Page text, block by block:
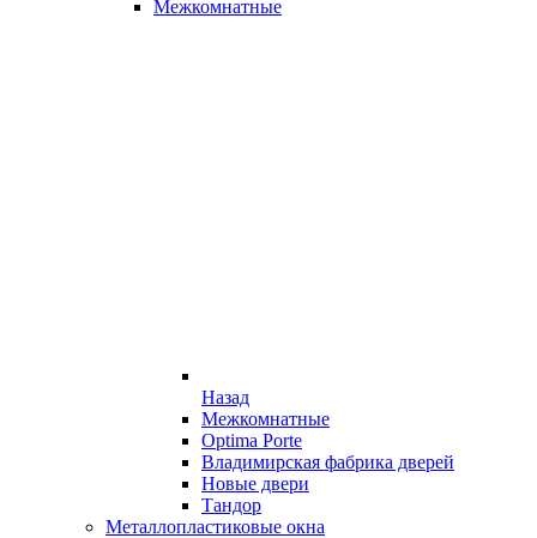
Межкомнатные
Назад
Межкомнатные
Optima Porte
Владимирская фабрика дверей
Новые двери
Тандор
Металлопластиковые окна